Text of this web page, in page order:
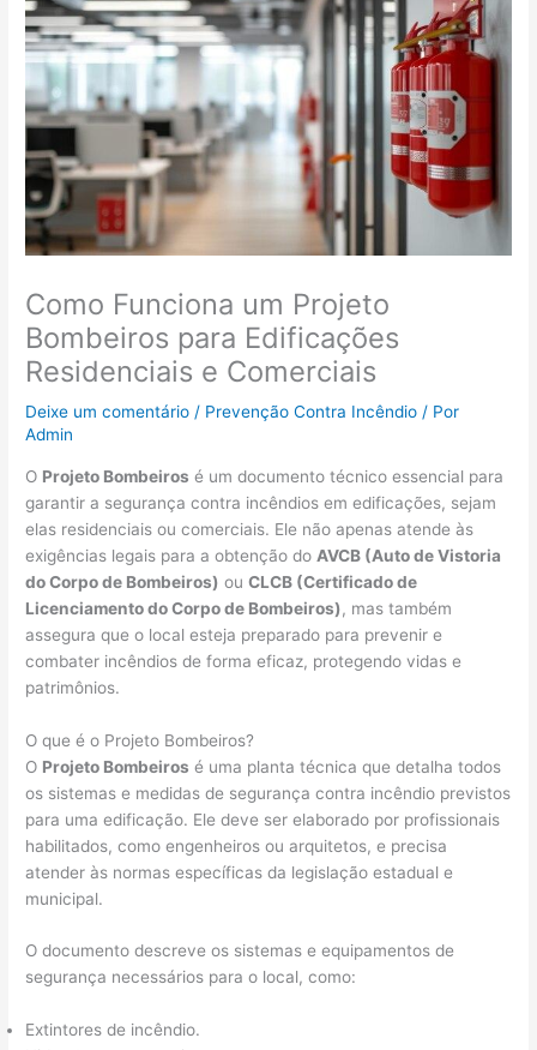
Como Funciona um Projeto
Bombeiros para Edificações
Residenciais e Comerciais
Deixe um comentário / Prevenção Contra Incêndio / Por
Admin
O Projeto Bombeiros é um documento técnico essencial para
garantir a segurança contra incêndios em edificações, sejam
elas residenciais ou comerciais. Ele não apenas atende às
exigências legais para a obtenção do AVCB (Auto de Vistoria
do Corpo de Bombeiros) ouCLCB (Certificado de
Licenciamento do Corpo de Bombeiros), mas também
assegura que o local esteja preparado para prevenir e
combater incêndios de forma eficaz, protegendo vidas e
patrimônios.
O que é o Projeto Bombeiros?
O Projeto Bombeiros é uma planta técnica que detalha todos
os sistemas e medidas de segurança contra incêndio previstos
para uma edificação. Ele deve ser elaborado por profissionais
habilitados, como engenheiros ou arquitetos, e precisa
atender às normas específicas da legislação estadual e
municipal.
O documento descreve os sistemas e equipamentos de
segurança necessários para o local, como:
Extintores de incêndio.